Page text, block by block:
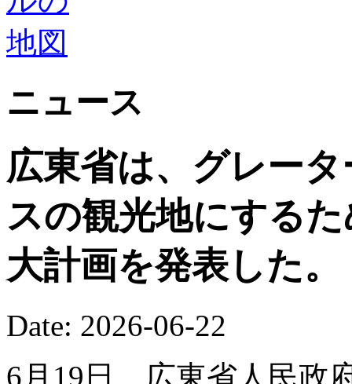
ニュース
広東省は、グレー
スの観光地にする
大計画を発表した。
Date: 2026-06-22
6月19日、広東省人民政